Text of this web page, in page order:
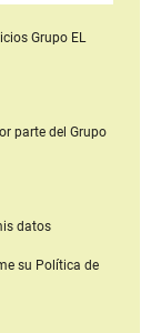
Grupo EL
parte del Grupo
datos
su Política de